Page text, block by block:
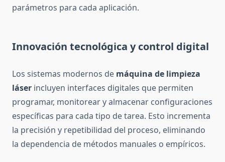
parámetros para cada aplicación.
Innovación tecnológica y control digital
Los sistemas modernos de máquina de limpieza
láser incluyen interfaces digitales que permiten
programar, monitorear y almacenar configuraciones
específicas para cada tipo de tarea. Esto incrementa
la precisión y repetibilidad del proceso, eliminando
la dependencia de métodos manuales o empíricos.